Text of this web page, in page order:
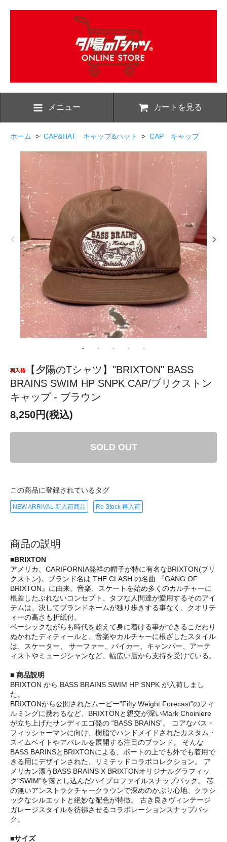
メニュー カートを見る
ホーム > CAP&HAT キャップ&ハット > CAP キャップ
【夕陽のTシャツ】"BRIXTON" BASS
BRAINS SWIM HP SNPK CAP/ブリクストン
キャップ - ブラウン
8,250円(税込)
SOLD OUT
この商品に登録されているタグ
NEW ARRIVAL 新入荷商品 Re Stock 再入荷
商品の説明
■BRIXTON
アメリカ、CARIFORNIA発祥の帽子が特に有名なBRIXTON(ブリ
クストン)。ブランド名は THE CLASH の名曲 『GANG OF
BRIXTON』に由来。音楽、スケートを始め多くのカルチャーに
根差したぶれないコンセプト、タフな人間達が愛用するそのアイ
テムは、決してブランドネームが独り歩きする事なく、クオリテ
ィーの高さも折紙付。
ベーシックながらも時代を超えて身に着ける事ができるこだわり
ぬかれたディティールと、音楽やカルチャーに根ざしたスタイル
は、スケーター、 サーファー、バイカー、キャンパー、アーテ
ィストやミュージシャンなど、幅広い層から支持を受けている。
■ 商品説明
BRIXTON から BASS BRAINS SWIM HP SNPK が入荷しまし
た。
BRIXTONから公開されたムービー”Fifty Weight Forecast”のフィ
ルミングに携わるなど、BRIXTONと親交が深いMark Choiniere
が立ち上げたサンディエゴ発の “BASS BRAINS”。 コアなバス・
フィッシャーマンに向け、樹脂でハンドメイドされたカスタム・
スイムベイトやアパレルを展開する注目のブランド。 そんな
BASS BARINSとBRIXTONによる、ボートの上でも外でも着用で
きる用にデザインされた、リミテッドコラボコレクション。 ア
メリカン漂うBASS BRAINS X BRIXTONオリジナルグラフィッ
ク"SWIM"を落とし込んだハイプロファイルスナップバック。 芯
の無いアンストラクチャークラウンで深めのかぶり心地、クラシ
ックなシルエットと絶妙な配色が特徴。 古き良きヴィンテージ
ガレージスタイルを彷彿させるコラボレーションスナップバッ
ク。
■サイズ